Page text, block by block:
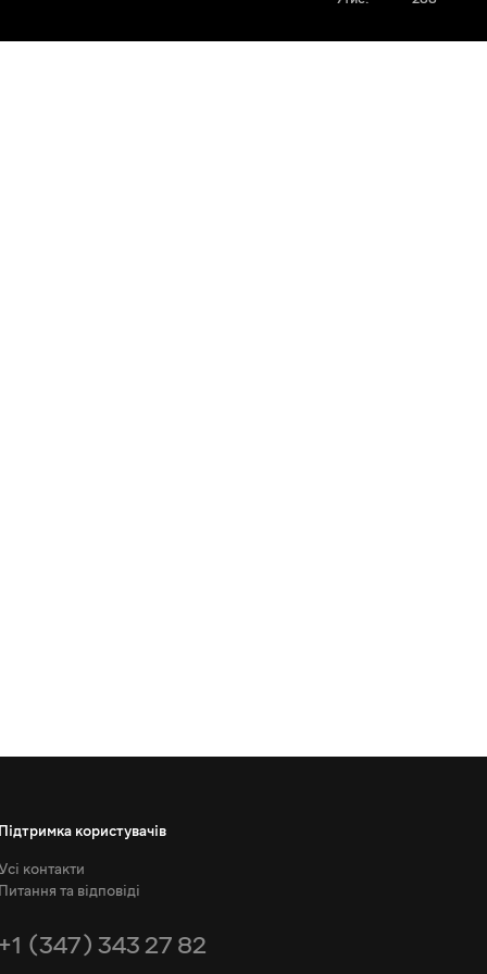
Підтримка користувачів
контакти
Питання та відповіді
+1 (347) 343 27 82